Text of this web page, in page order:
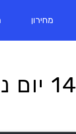
מחירון
14 יום ניסיון ללא עלות וללא התחייבות!